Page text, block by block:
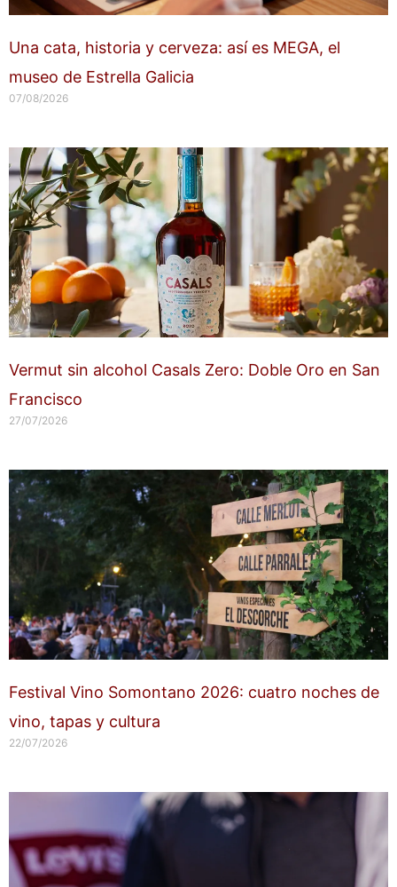
Una cata, historia y cerveza: así es MEGA, el
museo de Estrella Galicia
07/08/2026
Vermut sin alcohol Casals Zero: Doble Oro en San
Francisco
27/07/2026
Festival Vino Somontano 2026: cuatro noches de
vino, tapas y cultura
22/07/2026